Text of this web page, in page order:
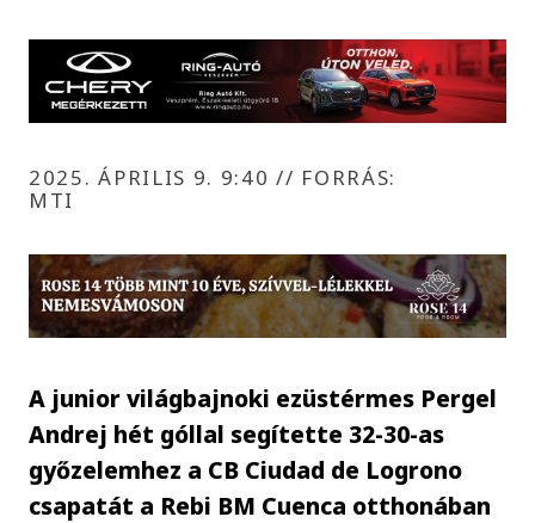
2025. ÁPRILIS 9. 9:40// FORRÁS:
MTI
A junior világbajnoki ezüstérmes Pergel
Andrej hét góllal segítette 32-30-as
győzelemhez a CB Ciudad de Logrono
csapatát a Rebi BM Cuenca otthonában